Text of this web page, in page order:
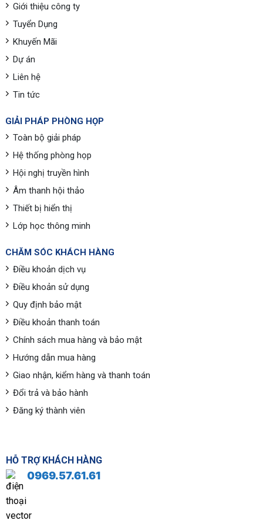
Giới thiệu công ty
Tuyển Dụng
Khuyến Mãi
Dự án
Liên hệ
Tin tức
GIẢI PHÁP PHÒNG HỌP
Toàn bộ giải pháp
Hệ thống phòng họp
Hội nghị truyền hình
Âm thanh hội thảo
Thiết bị hiển thị
Lớp học thông minh
CHĂM SÓC KHÁCH HÀNG
Điều khoản dịch vụ
Điều khoản sử dụng
Quy định bảo mật
Điều khoản thanh toán
Chính sách mua hàng và bảo mật
Hướng dẫn mua hàng
Giao nhận, kiểm hàng và thanh toán
Đổi trả và bảo hành
Đăng ký thành viên
HỖ TRỢ KHÁCH HÀNG
0969.57.61.61